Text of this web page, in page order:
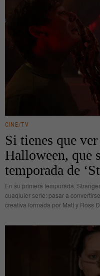
CINE/TV
Si tienes que
Halloween, que
temporada de
En su primera temporada,
cuaqluier serie: pasar a
creativa formada por Matt y Ross